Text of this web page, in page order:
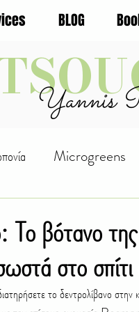
BLOG
Yannis
Microgreens
D.I.Y.
Το βότανο
στο